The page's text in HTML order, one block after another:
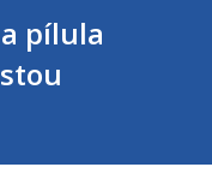
pílula